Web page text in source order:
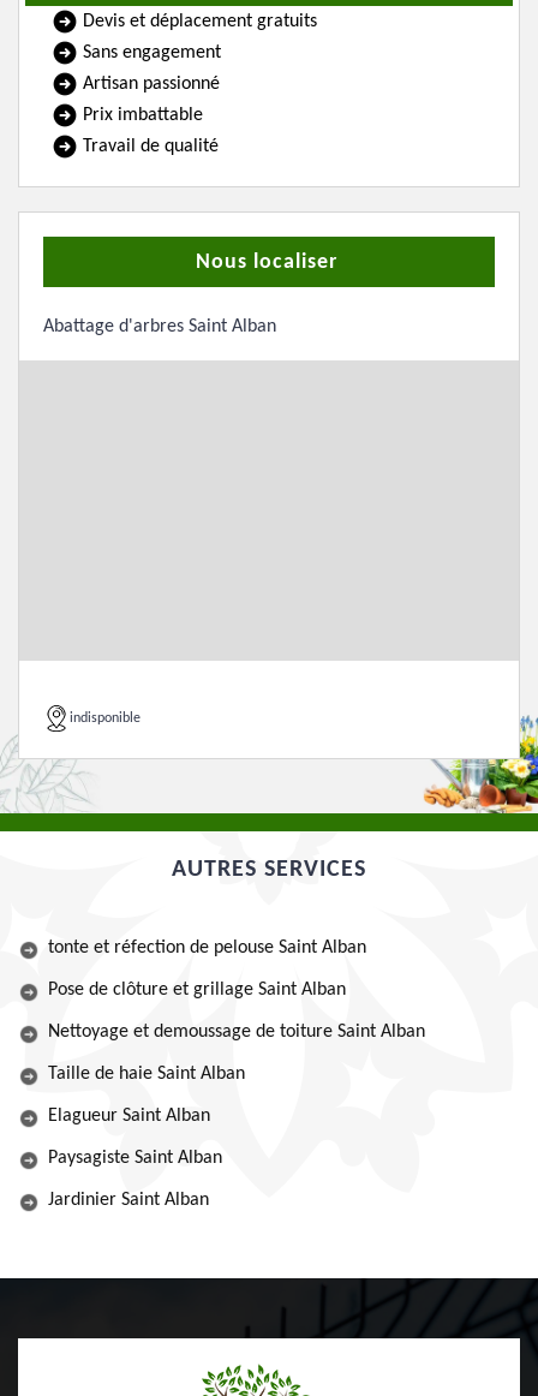
Devis et déplacement gratuits
Sans engagement
Artisan passionné
Prix imbattable
Travail de qualité
Nous localiser
Abattage d'arbres Saint Alban
indisponible
AUTRES SERVICES
tonte et réfection de pelouse Saint Alban
Pose de clôture et grillage Saint Alban
Nettoyage et demoussage de toiture Saint Alban
Taille de haie Saint Alban
Elagueur Saint Alban
Paysagiste Saint Alban
Jardinier Saint Alban